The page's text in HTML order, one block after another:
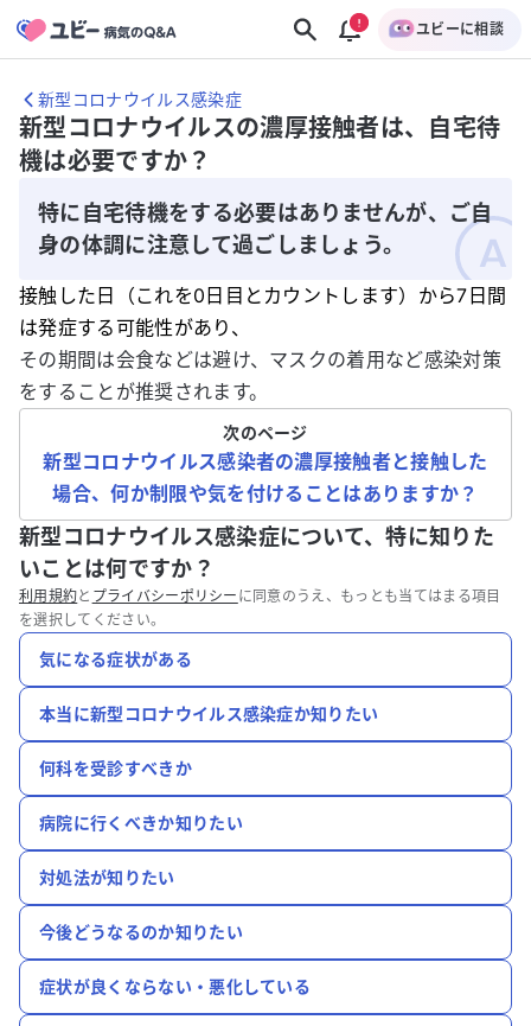
ユビーに相談
新型コロナウイルス感染症
新型コロナウイルスの濃厚接触者は、自宅待
機は必要ですか？
特に自宅待機をする必要はありませんが、ご自
身の体調に注意して過ごしましょう。
接触した日（これを0日目とカウントします）から7日間
は発症する可能性があり、
その期間は会食などは避け、マスクの着用など感染対策
をすることが推奨されます。
次のページ
新型コロナウイルス感染者の濃厚接触者と接触した
場合、何か制限や気を付けることはありますか？
新型コロナウイルス感染症について、特に知りた
いことは何ですか？
利用規約と プライバシーポリシー に同意のうえ、もっとも当てはまる項目
を選択してください。
気になる症状がある
本当に新型コロナウイルス感染症か知りたい
何科を受診すべきか
病院に行くべきか知りたい
対処法が知りたい
今後どうなるのか知りたい
症状が良くならない・悪化している